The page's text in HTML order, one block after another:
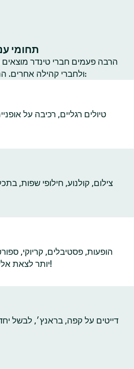
תחומי
הרבה פעמים חברי טינדר מוצאים
ולחברי קהילה אחרים. הנה כמה תחומי עניין נפוצים:
טיולים רגליים, רכיבה על
צילום, קולנוע, חילופי שפות,
הופעות, פסטיבלים, קריוקי,
יותר לצאת אליהם עם מישהו.י חדש.ה!
דייטים על קפה, בראנץ׳, לבשל